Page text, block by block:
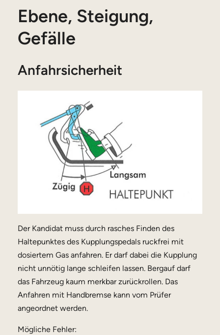
Ebene, Steigung,
Gefälle
Anfahrsicherheit
Der Kandidat muss durch rasches Finden des
Haltepunktes des Kupplungspedals ruckfrei mit
dosiertem Gas anfahren. Er darf dabei die Kupplung
nicht unnötig lange schleifen lassen. Bergauf darf
das Fahrzeug kaum merkbar zurückrollen. Das
Anfahren mit Handbremse kann vom Prüfer
angeordnet werden.
Mögliche Fehler: